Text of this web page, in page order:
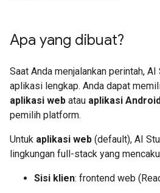
Apa yang dibuat?
Saat Anda menjalankan perintah,
aplikasi lengkap. Anda dapat
aplikasi web atau aplikasi
pemilih platform.
Untuk aplikasi web (default), AI
lingkungan full-stack yang
Sisi klien: frontend web